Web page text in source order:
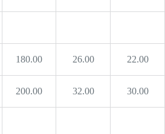
180.00 26.00 22.00
200.00 32.00 30.00